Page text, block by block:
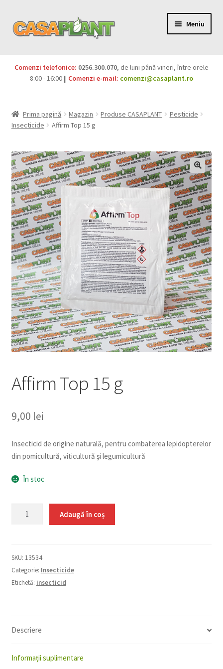
Meniu
Pesticide
copil
Produse BIO
Igienă publică
Casa și grădina
Extinde
meniul
copil
Sere și solarii
Extinde
meniul
copil
Comenzi telefonice: 0256.300.070, de luni până vineri, între orele
8:00 - 16:00 || Comenzi e-mail: comenzi@casaplant.ro
Prima pagină Magazin Produse CASAPLANT
Pesticide
Insecticide
Affirm Top 15 g
Affirm Top 15 g
9,00 lei
Insecticid de origine naturală, pentru combaterea lepidopterelor
din pomicultură, viticultură și legumicultură
În stoc
Cantitate
g
Adaugă în coș
SKU: 13534
Categorie: Insecticide
Etichetă: insecticid
Descriere
Informații suplimentare